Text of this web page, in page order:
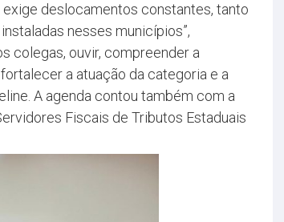
deslocamentos constantes, tanto
nesses municípios”,
colegas, ouvir, compreender a
a atuação da categoria e a
A agenda contou também com a
Fiscais de Tributos Estaduais